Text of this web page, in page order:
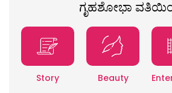
ಗೃಹಶೋಭಾ
Story Beauty